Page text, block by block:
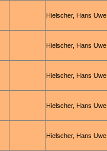
Hielscher, Hans Uwe
Hielscher, Hans Uwe
Hielscher, Hans Uwe
Hielscher, Hans Uwe
Hielscher, Hans Uwe